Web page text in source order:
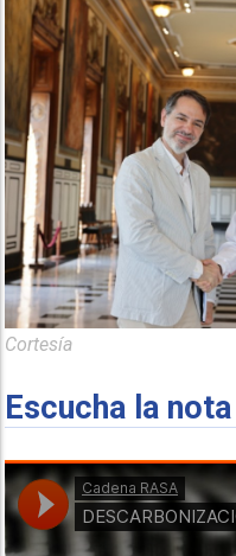
Cortesía
Escucha la nota